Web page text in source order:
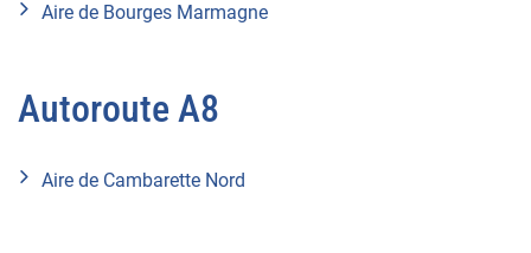
Aire de Bourges Marmagne
Autoroute A8
Aire de Cambarette Nord